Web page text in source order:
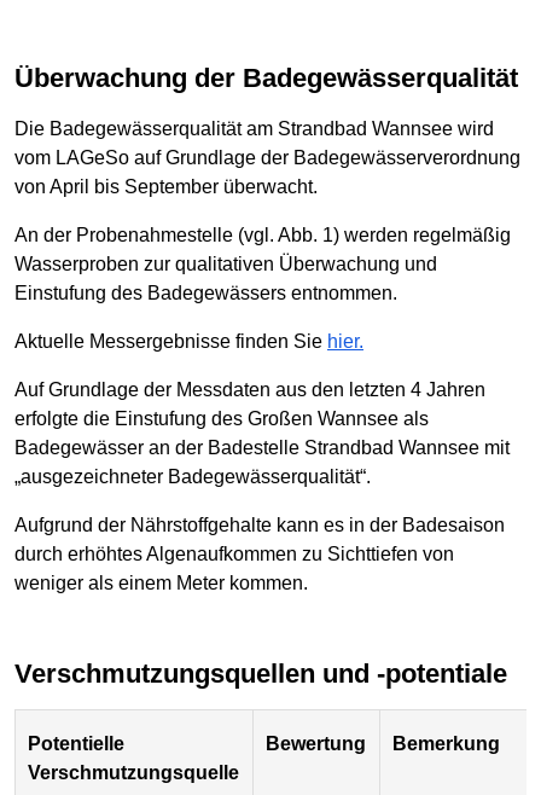
Überwachung der Badegewässerqualität
Die Badegewässerqualität am Strandbad Wannsee wird
vom LAGeSo auf Grundlage der Badegewässerverordnung
von April bis September überwacht.
An der Probenahmestelle (vgl. Abb. 1) werden regelmäßig
Wasserproben zur qualitativen Überwachung und
Einstufung des Badegewässers entnommen.
Aktuelle Messergebnisse finden Sie hier.
Auf Grundlage der Messdaten aus den letzten 4 Jahren
erfolgte die Einstufung des Großen Wannsee als
Badegewässer an der Badestelle Strandbad Wannsee mit
„ausgezeichneter Badegewässerqualität“.
Aufgrund der Nährstoffgehalte kann es in der Badesaison
durch erhöhtes Algenaufkommen zu Sichttiefen von
weniger als einem Meter kommen.
Verschmutzungsquellen und -potentiale
Potentielle
Verschmutzungsquelle
Bewertung Bemerkung